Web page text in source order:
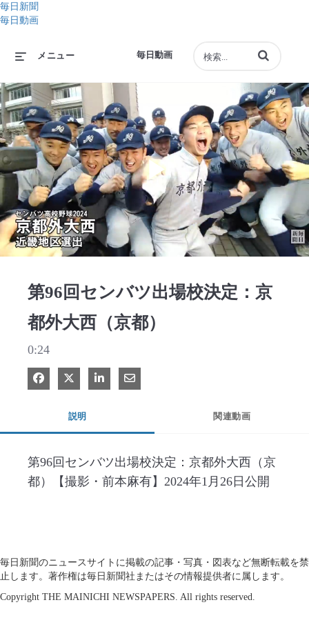
毎日新聞
毎日動画
毎日動画
メニュー 動画の検索語句
Play
第96回センバツ出場校決定：京
都外大西（京都）
0:24
Facebook で共有
Xで共有する
LinkedIn で共有
電子メールで共有
説明 関連動画
第96回センバツ出場校決定：京都外大西（京
都）【撮影・前本麻有】2024年1月26日公開
毎日新聞のニュースサイトに掲載の記事・写真・図表など無断転載を禁
止します。著作権は毎日新聞社またはその情報提供者に属します。
Copyright THE MAINICHI NEWSPAPERS. All rights reserved.